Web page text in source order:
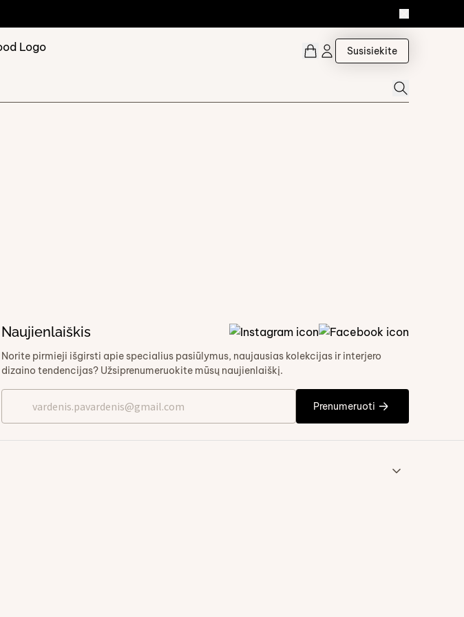
Susisiekite
Naujienlaiškis
Norite pirmieji išgirsti apie specialius pasiūlymus, naujausias kolekcijas ir interjero
dizaino tendencijas? Užsiprenumeruokite mūsų naujienlaiškį.
Prenumeruoti